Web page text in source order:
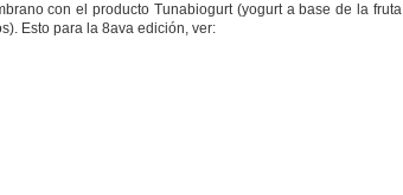
con el producto Tunabiogurt (yogurt a base de la fruta
Esto para la 8ava edición, ver: